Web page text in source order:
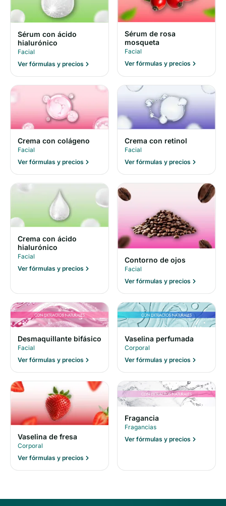
Sérum con ácido
hialurónico
Facial
Ver fórmulas y precios
Sérum de rosa
mosqueta
Facial
Ver fórmulas y precios
Crema con colágeno
Facial
Ver fórmulas y precios
Crema con retinol
Facial
Ver fórmulas y precios
Crema con ácido
hialurónico
Facial
Ver fórmulas y precios
Contorno de ojos
Facial
Ver fórmulas y precios
Desmaquillante bifásico
Facial
Ver fórmulas y precios
Vaselina perfumada
Corporal
Ver fórmulas y precios
Vaselina de fresa
Corporal
Ver fórmulas y precios
Fragancia
Fragancias
Ver fórmulas y precios